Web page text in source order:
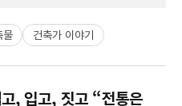
물 건축가 이야기
, 입고, 짓고 “전통은